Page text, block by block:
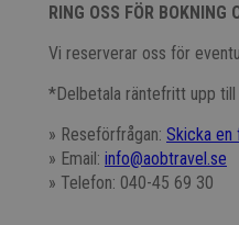
RING OSS FÖR
Vi reserverar oss för
*Delbetala räntefritt upp till
» Reseförfrågan: Skicka en
» Email: info@aobtravel.se
» Telefon: 040-45 69 30